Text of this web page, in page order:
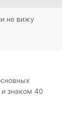
не вижу
знаком 40